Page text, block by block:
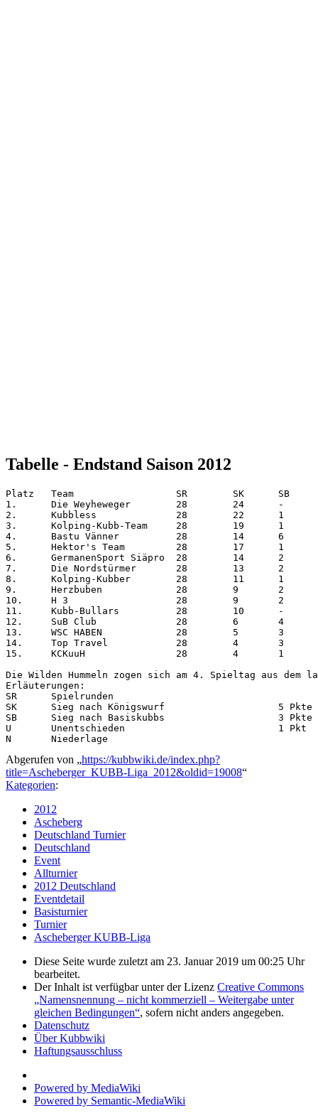
Tabelle - Endstand Saison 2012
Platz	Team	              SR	SK	SB	U	N		Diff		Kubbs	 Punkte
1.	Die Weyheweger	      28	24	-	-	4		+ 74		82 :  8	 120
2.	Kubbless	      28	22	1	-	5		+ 67		82 : 15	 113
3.	Kolping-Kubb-Team     28	19	1	-	8		+ 51		74 : 23	 98
4.	Bastu Vänner	      28	14	6	-	8		+ 40		72 : 32	 88
5.	Hektor's Team	      28	17	1	-	10		+ 40		68 : 28	 88
6.	GermanenSport Siäpro  28	14	2	-	12		+ 21		62 : 41	 76
7.	Die Nordstürmer	      28	13	2	-	13		+ 17		63 : 46	 71
8.	Kolping-Kubber	      28	11	1	-	16		- 12		47 : 59	 58
9.	Herzbuben	      28	9	2	-	17		- 15		42 : 57	 51
10.	H 3	              28	9	2	-	17		- 32		36 : 68	 51
11.	Kubb-Bullars	      28	10	-	-	18		- 21		40 : 61	 50
12.	SuB Club	      28	6	4	-	18		- 40		32 : 72	 42
13.	WSC HABEN	      28	5	3	-	20		- 64		27 : 91	 34
14.	Top Travel	      28	4	3	-	21		- 70		30 : 100 29
15.	KCKuuH	              28	4	1	-	23		- 56		22 : 78	 23
Die Wilden Hummeln zogen sich am 4. Spieltag aus
Erläuterungen:
SR	Spielrunden
SK	Sieg nach Königswurf			5 Pkte
SB	Sieg nach Basiskubbs	 		3 Pkte
U	Unentschieden                   	1 Pkt
Abgerufen von „https://kubbwiki.de/index.php?
title=Ascheberger_KUBB-Liga_2012&oldid=19008“
Kategorien:
2012
Ascheberg
Deutschland Turnier
Deutschland
Event
Allturnier
2012 Deutschland
Eventdetail
Basisturnier
Turnier
Ascheberger KUBB-Liga
Diese Seite wurde zuletzt am 23. Januar 2019 um 00:25 Uhr
bearbeitet.
Der Inhalt ist verfügbar unter der Lizenz Creative Commons
„Namensnennung – nicht kommerziell – Weitergabe unter
gleichen Bedingungen“, sofern nicht anders angegeben.
Datenschutz
Über Kubbwiki
Haftungsausschluss
Powered by MediaWiki
Powered by Semantic-MediaWiki